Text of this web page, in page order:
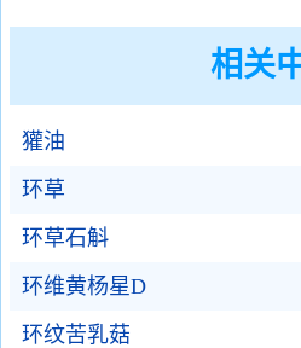
相关
獾油
环草
环草石斛
环维黄杨星D
环纹苦乳菇